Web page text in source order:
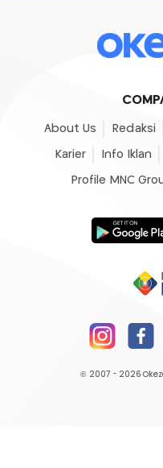
About Us Redaksi
Karier Info Iklan
Profile MNC
© 2007 - 2026